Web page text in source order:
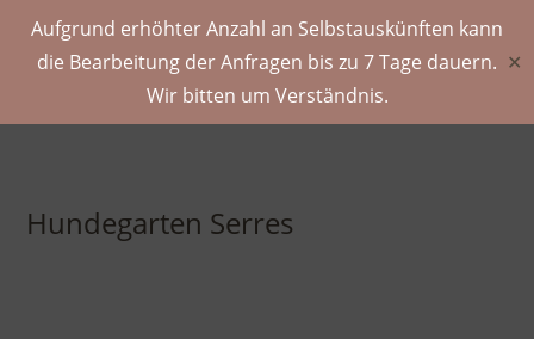
Aufgrund erhöhter Anzahl an Selbstauskünften kann
die Bearbeitung der Anfragen bis zu 7 Tage dauern.
Wir bitten um Verständnis.
✕
Hundegarten Serres